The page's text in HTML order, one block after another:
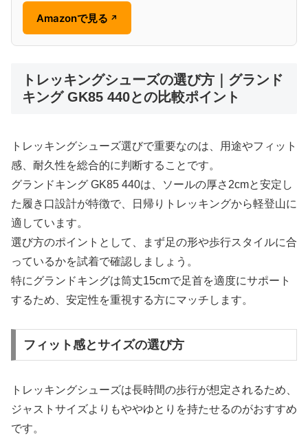
Amazonで見る ↗
トレッキングシューズの選び方｜グランド
キング GK85 440との比較ポイント
トレッキングシューズ選びで重要なのは、用途やフィット
感、耐久性を総合的に判断することです。
グランドキング GK85 440は、ソールの厚さ2cmと安定し
た履き口設計が特徴で、日帰りトレッキングから軽登山に
適しています。
選び方のポイントとして、まず足の形や歩行スタイルに合
っているかを試着で確認しましょう。
特にグランドキングは筒丈15cmで足首を適度にサポート
するため、安定性を重視する方にマッチします。
フィット感とサイズの選び方
トレッキングシューズは長時間の歩行が想定されるため、
ジャストサイズよりもややゆとりを持たせるのがおすすめ
です。